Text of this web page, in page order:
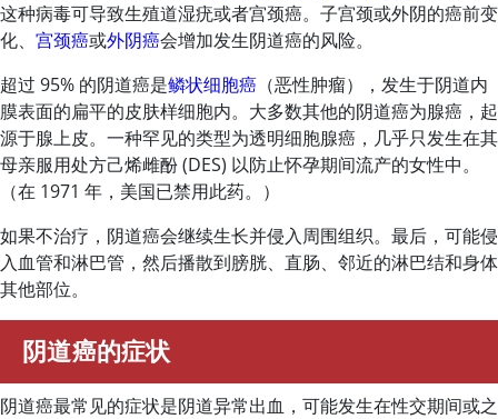
这种病毒可导致生殖道湿疣或者宫颈癌。子宫颈或外阴的癌前变
化、 宫颈癌或外阴癌会增加发生阴道癌的风险。
超过 95% 的阴道癌是鳞状细胞癌 （恶性肿瘤），发生于阴道内
膜表面的扁平的皮肤样细胞内。大多数其他的阴道癌为腺癌，起
源于腺上皮。一种罕见的类型为透明细胞腺癌，几乎只发生在其
母亲服用处方己烯雌酚 (DES) 以防止怀孕期间流产的女性中。
（在 1971 年，美国已禁用此药。）
如果不治疗，阴道癌会继续生长并侵入周围组织。最后，可能侵
入血管和淋巴管，然后播散到膀胱、直肠、邻近的淋巴结和身体
其他部位。
阴道癌的症状
阴道癌最常见的症状是阴道异常出血，可能发生在性交期间或之